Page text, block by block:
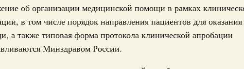
об организации медицинской помощи в рамках
в том числе порядок направления пациентов для оказания
а также типовая форма протокола клинической апробации
Минздравом России.
7 мая, четверг
Правительства 6 мая 2026 года
1 мая, пятница
Архив